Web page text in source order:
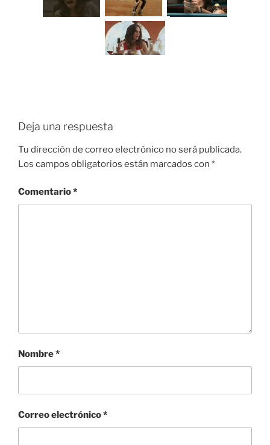
Deja una respuesta
Tu dirección de correo electrónico no será publicada.
Los campos obligatorios están marcados con *
Comentario*
Nombre*
Correo electrónico*